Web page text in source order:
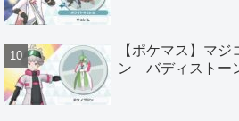
【ポケマス】マ
ン バディストー